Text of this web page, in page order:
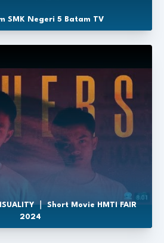
SMK Negeri 5 Batam TV
｜ Short Movie HMTI FAIR
2024